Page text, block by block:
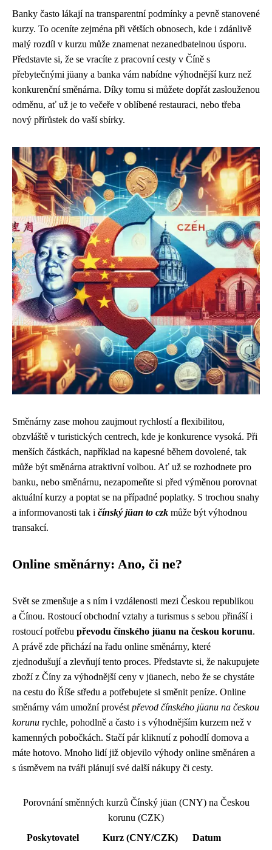
Banky často lákají na transparentní podmínky a pevně stanovené
kurzy. To oceníte zejména při větších obnosech, kde i zdánlivě
malý rozdíl v kurzu může znamenat nezanedbatelnou úsporu.
Představte si, že se vracíte z pracovní cesty v Číně s
přebytečnými jüany a banka vám nabídne výhodnější kurz než
konkurenční směnárna. Díky tomu si můžete dopřát zaslouženou
odměnu, ať už je to večeře v oblíbené restauraci, nebo třeba
nový přírůstek do vaší sbírky.
Směnárny zase mohou zaujmout rychlostí a flexibilitou,
obzvláště v turistických centrech, kde je konkurence vysoká. Při
menších částkách, například na kapesné během dovolené, tak
může být směnárna atraktivní volbou. Ať už se rozhodnete pro
banku, nebo směnárnu, nezapomeňte si před výměnou porovnat
aktuální kurzy a poptat se na případné poplatky. S trochou snahy
a informovanosti tak i čínský jüan to czk může být výhodnou
transakcí.
Online směnárny: Ano, či ne?
Svět se zmenšuje a s ním i vzdálenosti mezi Českou republikou
a Čínou. Rostoucí obchodní vztahy a turismus s sebou přináší i
rostoucí potřebu převodu čínského jüanu na českou korunu.
A právě zde přichází na řadu online směnárny, které
zjednodušují a zlevňují tento proces. Představte si, že nakupujete
zboží z Číny za výhodnější ceny v jüanech, nebo že se chystáte
na cestu do Říše středu a potřebujete si směnit peníze. Online
směnárny vám umožní provést převod čínského jüanu na českou
korunu rychle, pohodlně a často i s výhodnějším kurzem než v
kamenných pobočkách. Stačí pár kliknutí z pohodlí domova a
máte hotovo. Mnoho lidí již objevilo výhody online směnáren a
s úsměvem na tváři plánují své další nákupy či cesty.
Porovnání směnných kurzů Čínský jüan (CNY) na Českou
korunu (CZK)
Poskytovatel
Kurz (CNY/CZK) Datum